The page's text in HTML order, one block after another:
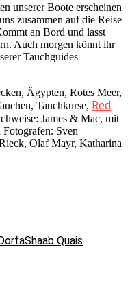
unserer Boote erscheinen
zusammen auf die Reise
an Bord und lasst
Auch morgen könnt ihr
Tauchguides
Ägypten, Rotes Meer,
Tauchkurse, Red
James & Mac, mit
Sven
Olaf Mayr, Katharina
Shaab Quais